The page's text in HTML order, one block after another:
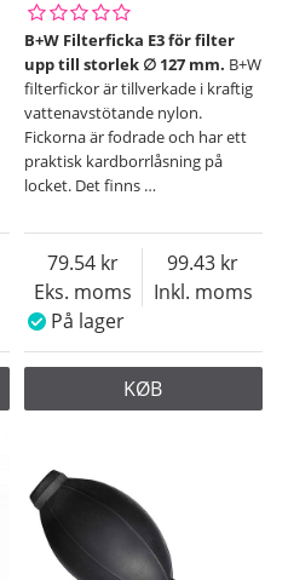
B+W Filterficka E3 för filter
upp till storlek ∅ 127 mm. B+W
filterfickor är tillverkade i kraftig
vattenavstötande nylon.
Fickorna är fodrade och har ett
praktisk kardborrlåsning på
locket. Det finns …
Eks. moms
79.54
Inkl. moms
99.43
På lager
KØB